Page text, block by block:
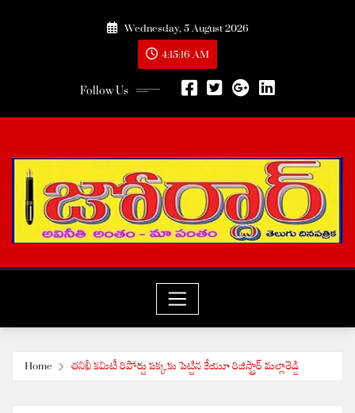
Wednesday, 5 August 2026
4:15:18 AM
Follow Us
Home తనిఖీ కమిటీ రిపోర్టు పక్కకు పెట్టిన కేయూ రిజిస్ట్రార్ మల్లారెడ్డి